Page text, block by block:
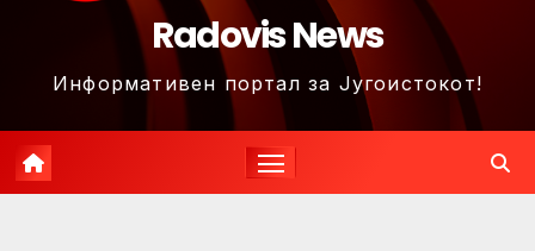
Radovis News
Информативен портал за Југоистокот!